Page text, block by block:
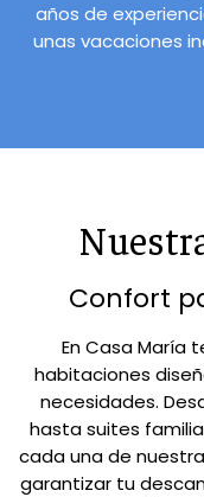
años de
unas vacaciones
Confort
En Casa María
habitaciones
necesidades.
hasta suites
cada una de
garantizar tu